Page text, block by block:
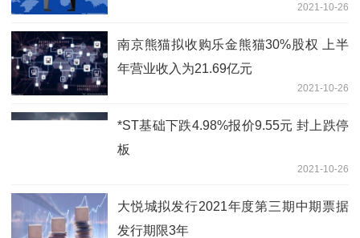
2021-10-26
南京熊猫拟收购乐金熊猫30%股权 上半
年营业收入为21.69亿元
2021-10-26
*ST基础下跌4.98%报价9.55元 封上跌停
板
2021-10-26
大悦城拟发行2021年度第三期中期票据
发行期限3年